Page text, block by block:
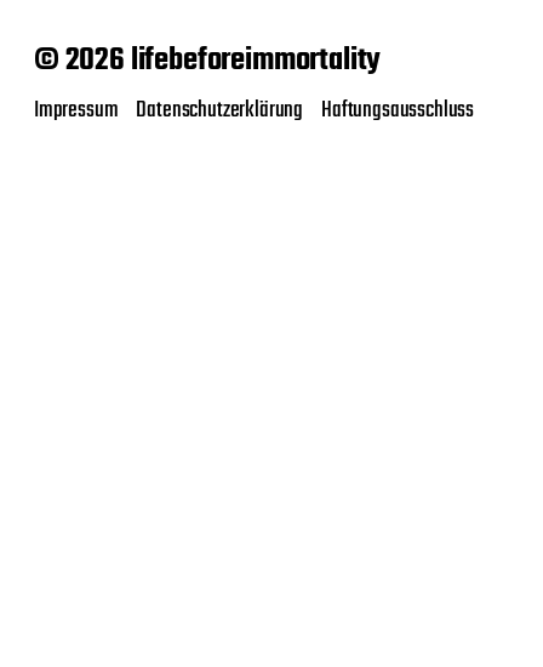
© 2026 lifebeforeimmortality
Impressum Datenschutzerklärung Haftungsausschluss